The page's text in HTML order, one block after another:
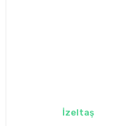
İzeltaş